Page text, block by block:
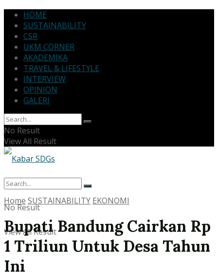
HOME
SUSTAINABILITY
CSR
UKM CORNER
AKADEMIKA
TRAVEL & LIFESTYLE
INTERVIEW
OPINION
GALERI
No Result
View All Result
No Result
View All Result
Home SUSTAINABILITY EKONOMI
Bupati Bandung Cairkan Rp
1 Triliun Untuk Desa Tahun
Ini